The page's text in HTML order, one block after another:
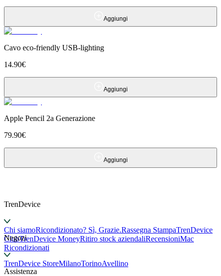
Aggiungi
Cavo eco-friendly USB-lighting
14.90€
Aggiungi
Apple Pencil 2a Generazione
79.90€
Aggiungi
TrenDevice
Chi siamoRicondizionato? Sì, Grazie.Rassegna StampaTrenDevice
ClubTrenDevice MoneyRitiro stock aziendaliRecensioniMac
Ricondizionati
Negozi
TrenDevice StoreMilanoTorinoAvellino
Assistenza